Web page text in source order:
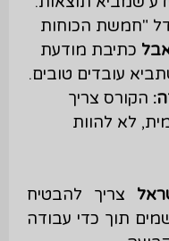
"חמשת הכוחות
כתיבת מודעת
עובדים טובים.
: הקורס צריך
לא להוות
צריך להבטיח
תוך כדי עבודה